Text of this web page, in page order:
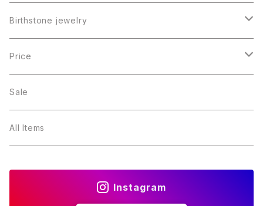
Birthstone jewelry
１月・ガーネット
２月・アメジスト
３月・アクアマリン
Price
～5000円
～10000円
Sale
All Items
Instagram